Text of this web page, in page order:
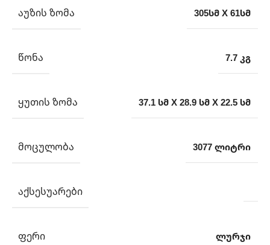
ᲐᲣᲖᲘᲡ ᲖᲝᲛᲐ 305სმ X 61სმ
ᲬᲝᲜᲐ 7.7 კგ
ᲧᲣᲗᲘᲡ ᲖᲝᲛᲐ 37.1 სმ X 28.9 სმ X 22.5 სმ
ᲛᲝᲪᲣᲚᲝᲑᲐ 3077 ლიტრი
ᲐᲥᲡᲔᲡᲣᲐᲠᲔᲑᲘ
ᲤᲔᲠᲘ ლურჯი